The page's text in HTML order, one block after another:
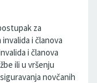
za
i članova
i članova
ili u vršenju
novčanih